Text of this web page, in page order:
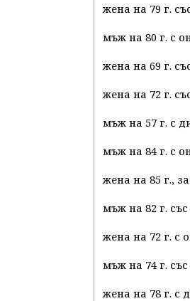
жена на 79 г.
мъж на 80 г. с
жена на 69 г.
жена на 72 г.
мъж на 57 г. с
мъж на 84 г. с
жена на 85 г.,
мъж на 82 г.
жена на 72 г. с
мъж на 74 г.
жена на 78 г. с